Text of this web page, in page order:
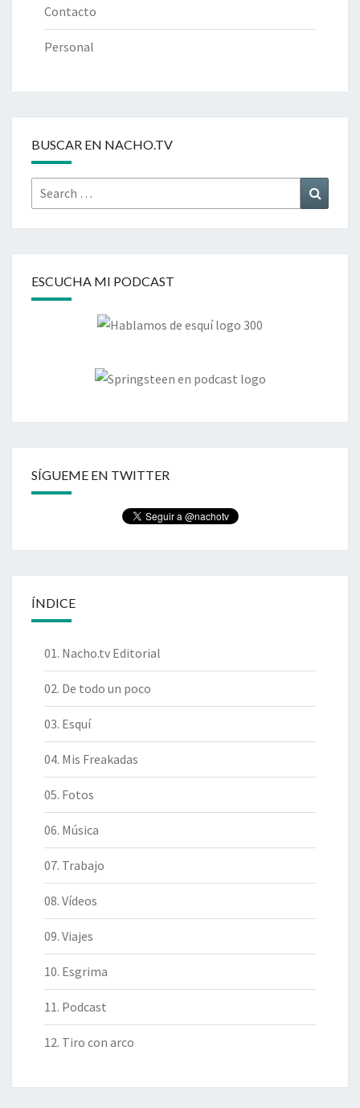
Contacto
Personal
BUSCAR EN NACHO.TV
Search
for:
ESCUCHA MI PODCAST
SÍGUEME EN TWITTER
ÍNDICE
01. Nacho.tv Editorial
02. De todo un poco
03. Esquí
04. Mis Freakadas
05. Fotos
06. Música
07. Trabajo
08. Vídeos
09. Viajes
10. Esgrima
11. Podcast
12. Tiro con arco